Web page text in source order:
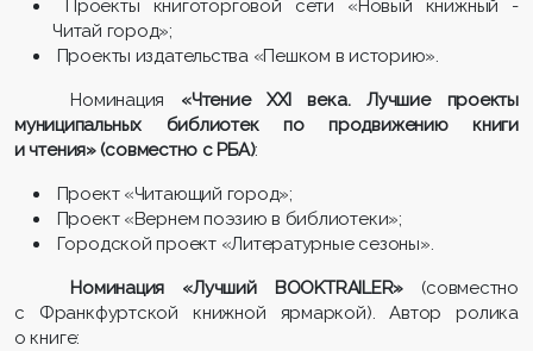
Проекты книготорговой сети «Новый книжный -
Читай город»;
Проекты издательства «Пешком в историю».
Номинация «Чтение XXI века. Лучшие проекты
муниципальных библиотек по продвижению книги
и чтения» (совместно с РБА):
Проект «Читающий город»;
Проект «Вернем поэзию в библиотеки»;
Городской проект «Литературные сезоны».
Номинация «Лучший BOOKTRAILER» (совместно
с Франкфуртской книжной ярмаркой). Автор ролика
о книге: